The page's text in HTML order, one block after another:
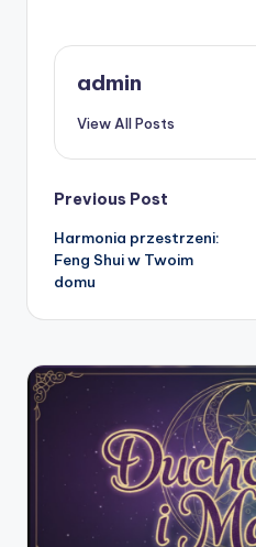
admin
View All Posts
Post
navigation
Previous Post
Harmonia przestrzeni:
Feng Shui w Twoim
domu